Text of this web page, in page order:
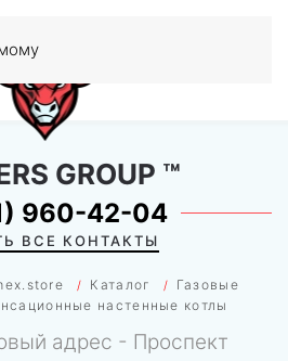
Каталог
Газовые
настенные котлы
GROUP ™
960-42-04
ВСЕ КОНТАКТЫ
адрес - Проспект